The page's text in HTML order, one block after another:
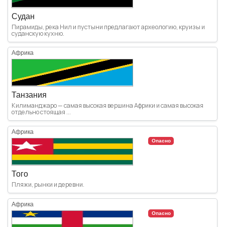
Судан
Пирамиды, река Нил и пустыни предлагают археологию, круизы и
суданскую кухню.
Африка
Танзания
Килиманджаро — самая высокая вершина Африки и самая высокая
отдельно стоящая ...
Африка
Опасно
Того
Пляжи, рынки и деревни.
Африка
Опасно